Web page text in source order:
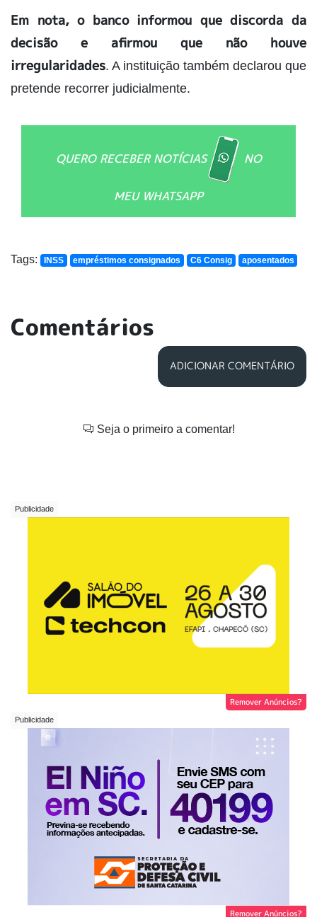
Em nota, o banco informou que discorda da
decisão e afirmou que não houve
irregularidades. A instituição também declarou que
pretende recorrer judicialmente.
QUERO RECEBER NOTÍCIAS NO
MEU WHATSAPP
Tags: INSS empréstimos consignados C6 Consig aposentados
Comentários
ADICIONAR COMENTÁRIO
Seja o primeiro a comentar!
Remover Anúncios?
Remover Anúncios?